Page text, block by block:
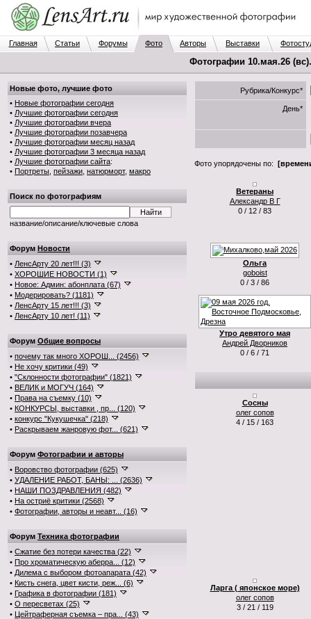
Главная Статьи Форумы Фото Авторы Выставки
Фотографии 10.мая.26
Новые фото, лучшие фото
• Новые фотографии сегодня
• Лучшие фотографии сегодня
• Лучшие фотографии вчера
• Лучшие фотографии позавчера
• Лучшие фотографии месяц назад
• Лучшие фотографии 3 месяца назад
• Лучшие фотографии сайта:
• Портреты пейзажи натюрморт, макро
Поиск по фотографиям
название/описание/ключевые слова
Форум Новости
• ЛенсАрту 20 лет!!! (3)
• ХОРОШИЕ НОВОСТИ (1)
• Новое: Админ: абонплата (67)
• Модерировать? (1181)
• ЛенсАрту 15 лет!!! (3)
• ЛенсАрту 10 лет! (11)
Форум Общие вопросы
• почему так много ХОРОШ... (2456)
• Не хочу критики (49)
• "Склонности фотографии" (1821)
• ВЕЛИК и МОГУЧ (164)
• Права на съемку (10)
• КОНКУРСЫ, выставки , пр... (120)
• конкурс "Кукушечка" (218)
• Раскрываем жанровую фот... (621)
Форум Фотографии и авторы
• Воровство фотографии (625)
• УДАЛЕНИЕ РАБОТ, БАНЫ: ... (2636)
• НАШИ ПОЗДРАВЛЕНИЯ (482)
• На остриё критики (2568)
• Фотографии, авторы и неавт... (16)
Форум Техника фотографии
• Сжатие без потери качества (22)
• Про хроматическую аберра... (12)
• Дилема с выбором фотоапарата (42)
• Кисть снега, цвет кисти, реж... (6)
• Графика в фотографии (181)
• О пересветах (25)
• Цейтраферная съемка – пра... (43)
Рубрика/Конкурс*
День*
Фото упорядочены по:
Ветераны
Александр В Г
0 / 12 / 83
Ольга
goboist
0 / 3 / 86
Утро девятого мая
Андрей Дворников
0 / 6 / 71
Сосны
олег сопов
4 / 15 / 163
Ларга ( японское море)
олег сопов
3 / 21 / 119